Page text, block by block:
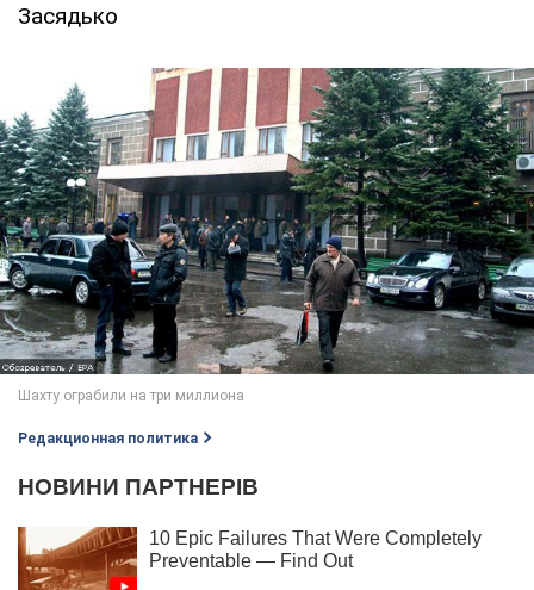
Засядько
Редакционная политика